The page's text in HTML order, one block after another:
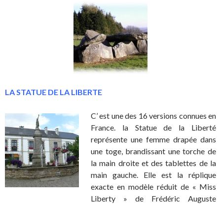
LA STATUE DE LA LIBERTE
C’ est une des 16 versions connues en
France. la Statue de la Liberté
représente une femme drapée dans
une toge, brandissant une torche de
la main droite et des tablettes de la
main gauche. Elle est la réplique
exacte en modèle réduit de « Miss
Liberty » de Frédéric Auguste